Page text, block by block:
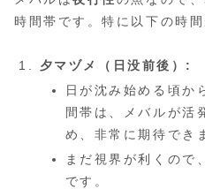
時間帯です。特に以下の時
夕マヅメ（日没前後）:
日が沈み始める頃か
間帯は、メバルが活
め、非常に期待でき
まだ視界が利くので
です。